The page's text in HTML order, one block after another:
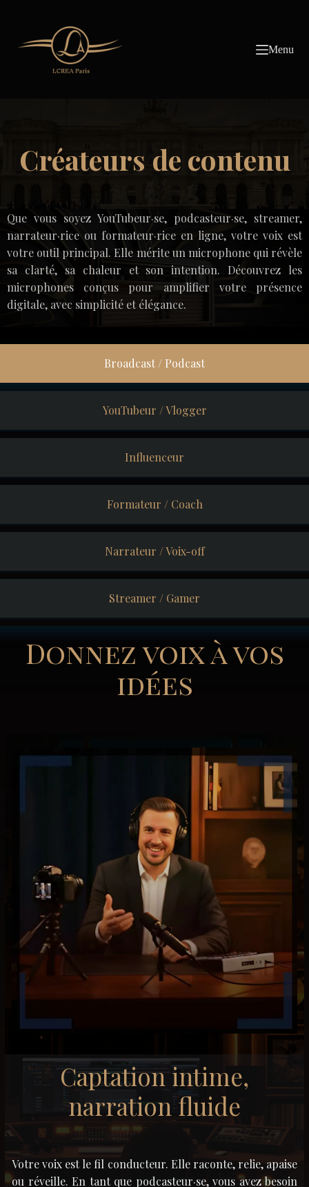
Menu
Créateurs de contenu
Que vous soyez YouTubeur·se, podcasteur·se, streamer,
narrateur·rice ou formateur·rice en ligne, votre voix est
votre outil principal. Elle mérite un microphone qui révèle
sa clarté, sa chaleur et son intention. Découvrez les
microphones conçus pour amplifier votre présence
digitale, avec simplicité et élégance.
Broadcast / Podcast
YouTubeur / Vlogger
Influenceur
Formateur / Coach
Narrateur / Voix-off
Streamer / Gamer
Donnez voix à vos
idées
Captation intime,
narration fluide
Votre voix est le fil conducteur. Elle raconte, relie, apaise
ou réveille. En tant que podcasteur·se, vous avez besoin